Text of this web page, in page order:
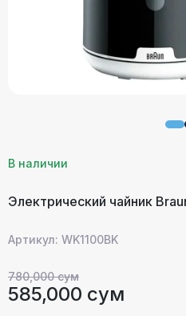
В наличии
Электрический чайник
Артикул: WK1100BK
780,000 сум
585,000 сум